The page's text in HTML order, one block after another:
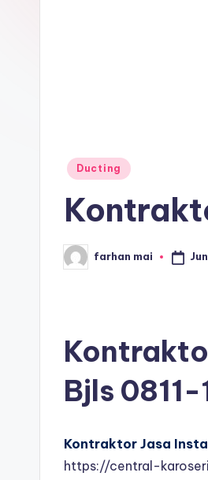
Posted
Ducting
Posted
by
farhan mai
Bjls
Kontraktor Jasa
https://central-